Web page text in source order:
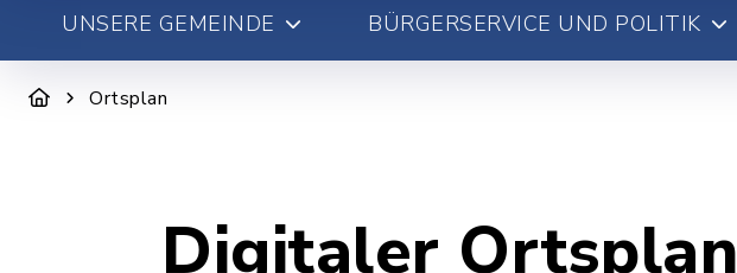
UNSERE GEMEINDE BÜRGERSERVICE UND POLITIK
Ortsplan
Digitaler Ortsplan